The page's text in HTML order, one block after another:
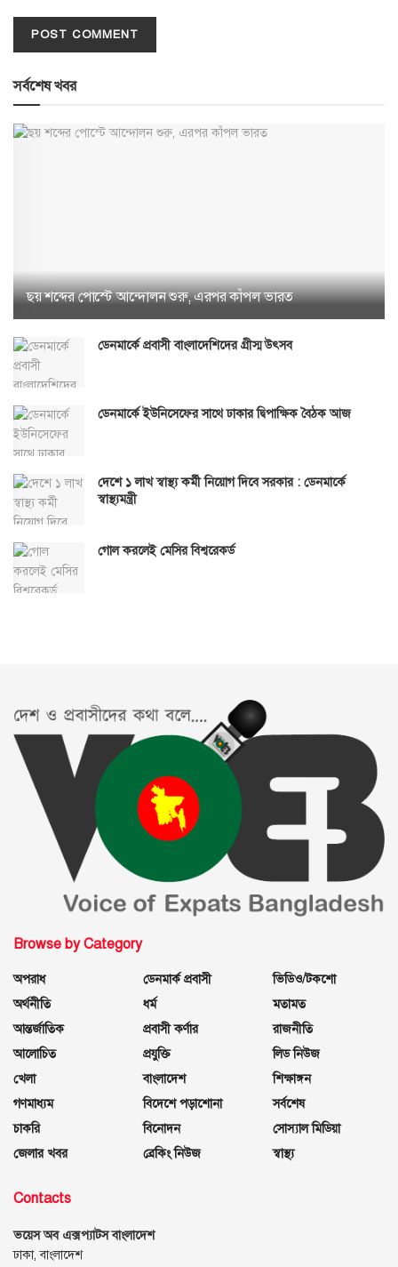
সর্বশেষ খবর
ছয় শব্দের পোস্টে আন্দোলন শুরু, এরপর কাঁপল ভারত
ডেনমার্কে প্রবাসী বাংলাদেশিদের গ্রীস্ম উৎসব
ডেনমার্কে ইউনিসেফের সাথে ঢাকার দ্বিপাক্ষিক বৈঠক আজ
দেশে ১ লাখ স্বাস্থ্য কর্মী নিয়োগ দিবে সরকার : ডেনমার্কে
স্বাস্থ্যমন্ত্রী
গোল করলেই মেসির বিশ্বরেকর্ড
Browse by Category
অপরাধ
অর্থনীতি
আন্তর্জাতিক
আলোচিত
খেলা
গণমাধ্যম
চাকরি
জেলার খবর
ডেনমার্ক প্রবাসী
ধর্ম
প্রবাসী কর্ণার
প্রযুক্তি
বাংলাদেশ
বিদেশে পড়াশোনা
বিনোদন
ব্রেকিং নিউজ
ভিডিও/টকশো
মতামত
রাজনীতি
লিড নিউজ
শিক্ষাঙ্গন
সর্বশেষ
সোস্যাল মিডিয়া
স্বাস্থ্য
Contacts
ভয়েস অব এক্সপ্যাটস বাংলাদেশ
ঢাকা, বাংলাদেশ